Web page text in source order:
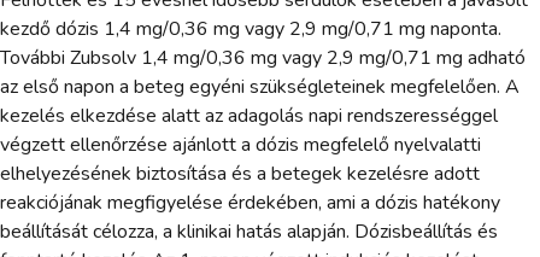
kezdő dózis 1,4 mg/0,36 mg vagy 2,9 mg/0,71 mg naponta.
További Zubsolv 1,4 mg/0,36 mg vagy 2,9 mg/0,71 mg adható
az első napon a beteg egyéni szükségleteinek megfelelően. A
kezelés elkezdése alatt az adagolás napi rendszerességgel
végzett ellenőrzése ajánlott a dózis megfelelő nyelvalatti
elhelyezésének biztosítása és a betegek kezelésre adott
reakciójának megfigyelése érdekében, ami a dózis hatékony
beállítását célozza, a klinikai hatás alapján. Dózisbeállítás és